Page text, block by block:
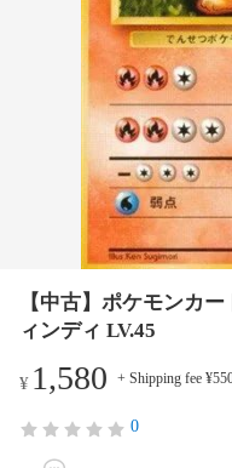
【中古】ポケモンカ
ィンディ LV.45
¥ 1,580 + Shipping fee
0